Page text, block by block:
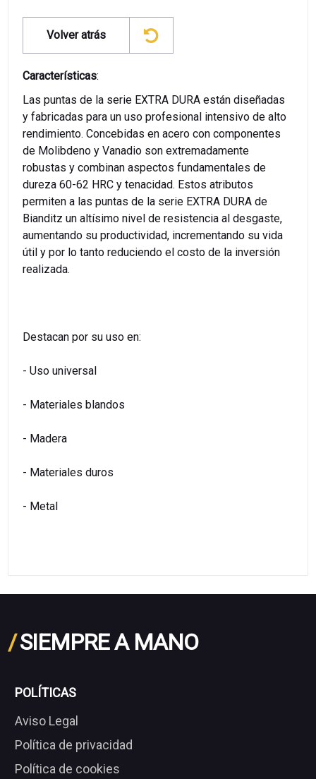
Volver atrás
Características:
Las puntas de la serie EXTRA DURA están diseñadas
y fabricadas para un uso profesional intensivo de alto
rendimiento. Concebidas en acero con componentes
de Molibdeno y Vanadio son extremadamente
robustas y combinan aspectos fundamentales de
dureza 60-62 HRC y tenacidad. Estos atributos
permiten a las puntas de la serie EXTRA DURA de
Bianditz un altísimo nivel de resistencia al desgaste,
aumentando su productividad, incrementando su vida
útil y por lo tanto reduciendo el costo de la inversión
realizada.
Destacan por su uso en:
- Uso universal
- Materiales blandos
- Madera
- Materiales duros
- Metal
/SIEMPRE A MANO
POLÍTICAS
Aviso Legal
Política de privacidad
Política de cookies